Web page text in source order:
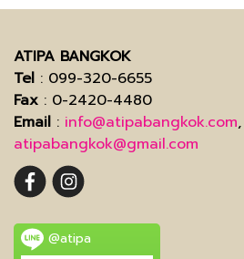
ATIPA BANGKOK
Tel : 099-320-6655
Fax : 0-2420-4480
Email : info@atipabangkok.com,
atipabangkok@gmail.com
@atipa